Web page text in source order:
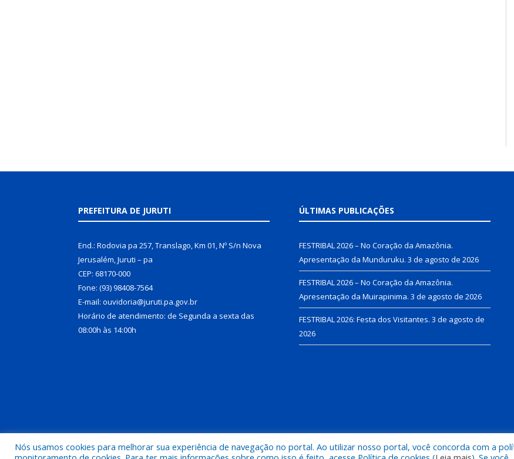
PREFEITURA DE JURUTI
End.: Rodovia pa 257, Translago, Km 01, Nº S/n Nova
Jerusalém, Juruti – pa
CEP: 68170-000
Fone: (93) 98408-7564
E-mail: ouvidoria@juruti.pa.gov.br
Horário de atendimento: de Segunda a sexta das
08:00h às 14:00h
ÚLTIMAS PUBLICAÇÕES
FESTRIBAL 2026 – No Coração da Amazônia.
Apresentação da Munduruku. 3 de agosto de 2026
FESTRIBAL 2026 – No Coração da Amazônia.
Apresentação da Muirapinima. 3 de agosto de 2026
FESTRIBAL 2026: Festa dos Visitantes. 3 de agosto de
2026
Todos os direitos reservados a Prefeitura Municipal de Juruti. Mapa do
Nós usamos cookies para melhorar sua experiência de navegação no portal. Ao utilizar nosso portal, você concorda com a